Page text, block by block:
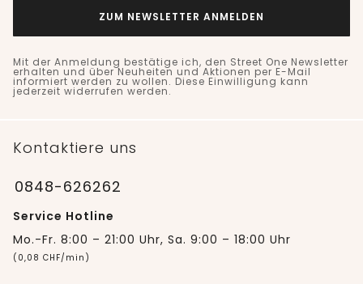
ZUM NEWSLETTER ANMELDEN
Mit der Anmeldung bestätige ich, den Street One Newsletter
erhalten und über Neuheiten und Aktionen per E-Mail
informiert werden zu wollen. Diese Einwilligung kann
jederzeit widerrufen werden.
Kontaktiere uns
0848-626262
Service Hotline
Mo.-Fr. 8:00 – 21:00 Uhr, Sa. 9:00 – 18:00 Uhr
(0,08 CHF/min)